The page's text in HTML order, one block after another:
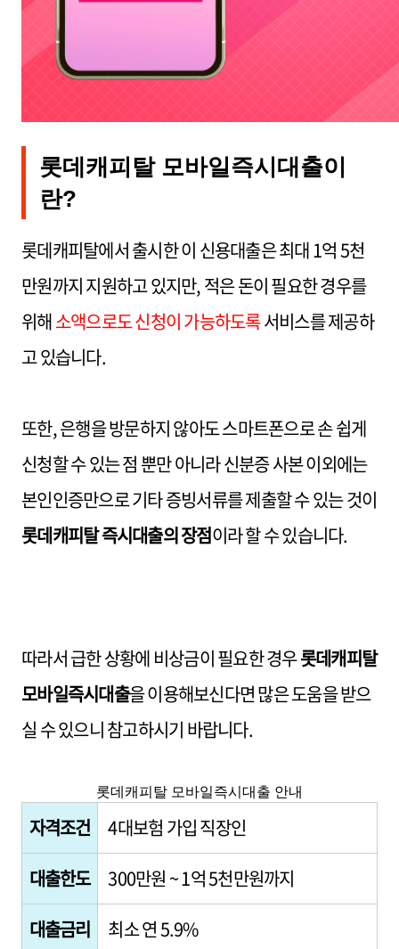
롯데캐피탈 모바일즉시대출이
란?
롯데캐피탈에서 출시한 이 신용대출은 최대 1억 5천
만원까지 지원하고 있지만, 적은 돈이 필요한 경우를
위해소액으로도 신청이 가능하도록서비스를 제공하
고 있습니다.
또한, 은행을 방문하지 않아도 스마트폰으로 손 쉽게
신청할 수 있는 점 뿐만 아니라 신분증 사본 이외에는
본인인증만으로 기타 증빙서류를 제출할 수 있는 것이
롯데캐피탈 즉시대출의 장점이라 할 수 있습니다.
따라서 급한 상황에 비상금이 필요한 경우롯데캐피탈
모바일즉시대출을 이용해보신다면 많은 도움을 받으
실 수 있으니 참고하시기 바랍니다.
롯데캐피탈 모바일즉시대출 안내
자격조건
4대보험 가입 직장인
대출한도
300만원 ~ 1억 5천만원까지
대출금리
최소 연 5.9%